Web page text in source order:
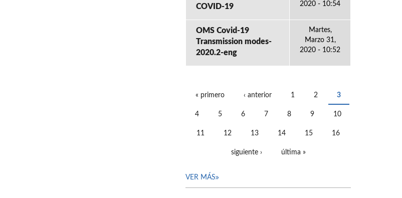
COVID-19
2020 - 10:54
OMS Covid-19
Transmission modes-
2020.2-eng
Martes,
Marzo 31,
2020 - 10:52
« primero ‹ anterior 1 2 3
4 5 6 7 8 9 10
11 12 13 14 15 16
siguiente › última »
VER MÁS